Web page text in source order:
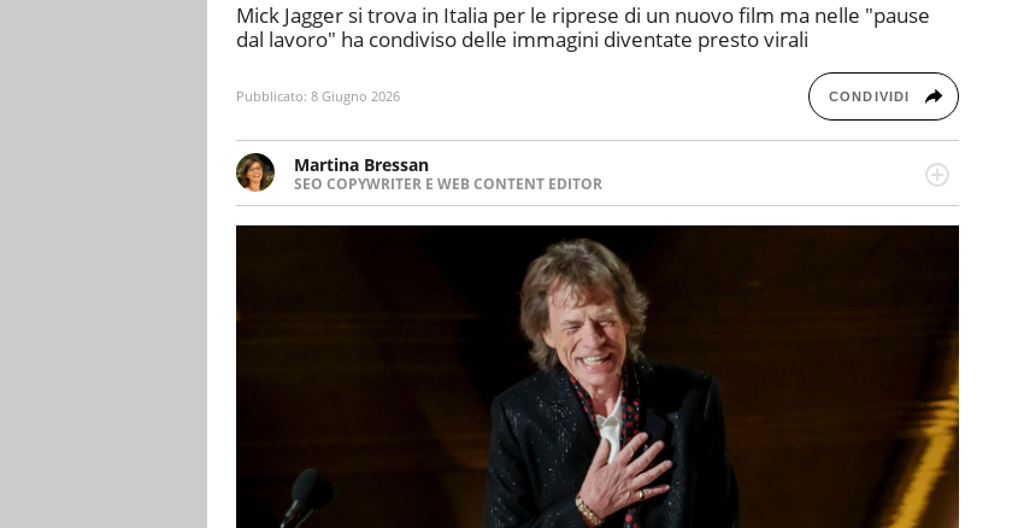
Mick Jagger si trova in Italia per le riprese di un nuovo film ma nelle "pause
dal lavoro" ha condiviso delle immagini diventate presto virali
Pubblicato: 8 Giugno 2026 CONDIVIDI
Martina Bressan
SEO COPYWRITER E WEB CONTENT EDITOR
Appassionata di viaggi, di trail running e di yoga, ama scoprire nuovi posti e
nuove culture. Curiosa, determinata e intraprendente adora leggere ma